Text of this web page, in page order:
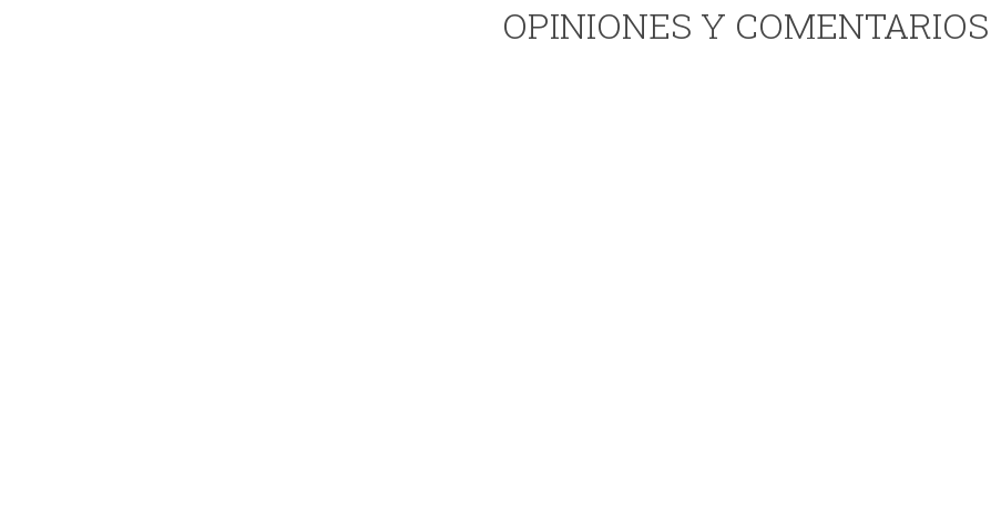
OPINIONES Y COMENTARIOS